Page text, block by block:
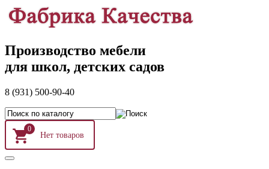
Производство мебели
для школ, детских садов
8 (931) 500-90-40
0